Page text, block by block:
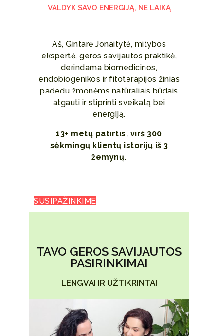
VALDYK SAVO ENERGIJĄ, NE LAIKĄ
Aš, Gintarė Jonaitytė, mitybos
ekspertė, geros savijautos praktikė,
derindama biomedicinos,
endobiogenikos ir fitoterapijos žinias
padedu žmonėms natūraliais būdais
atgauti ir stiprinti sveikatą bei
energiją.
13+ metų patirtis, virš 300
sėkmingų klientų istorijų iš 3
žemynų.
SUSIPAŽINKIME
TAVO GEROS SAVIJAUTOS
PASIRINKIMAI
LENGVAI IR UŽTIKRINTAI